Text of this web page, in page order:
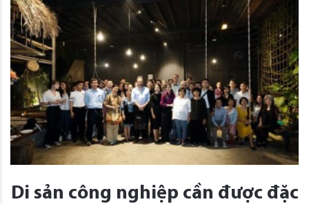
Di sản công nghiệp cần được đặc